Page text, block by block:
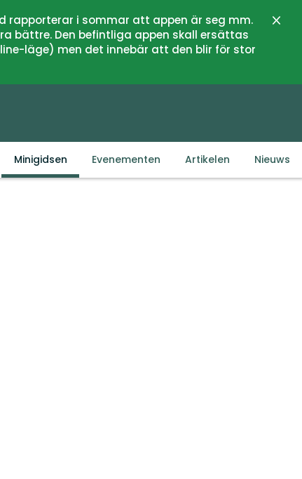
rapporterar i sommar att appen är seg mm.
bättre. Den befintliga appen skall ersättas
läge) men det innebär att den blir för stor
Minigidsen Evenementen Artikelen Nieuws